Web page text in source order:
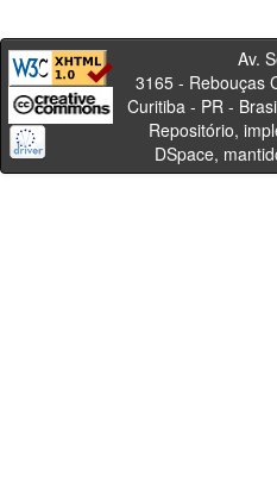
Av. Sete
3165 - Rebouças
Curitiba -
Repositório,
DSpace,